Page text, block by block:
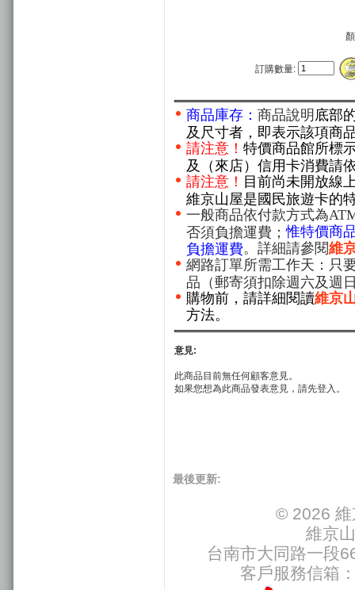
訂購數量:
商品庫存： 商品說明 底部
及尺寸者，即表示該項商
請注意！ 特價商品館所標
及（來店）信用卡消費請
請注意！ 目前尚未開放線
維京山屋是國民旅遊卡的
一般商品依付款方式為
否須負擔運費；惟特價商
負擔運費。詳細請參閱維
網路訂單所需工作天：只
品（郵寄須扣除週六及週
購物前，請詳細閱讀維京
方法。
意見:
此商品目前無任何顧客意見。
如果您想為此商品發表意見，請先登入。
最後更新:
© 2026 維
維京
台南市大同路一段
客戶服務信箱